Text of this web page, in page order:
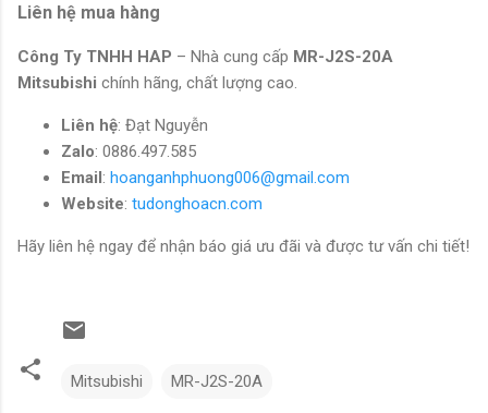
Liên hệ mua hàng
Công Ty TNHH HAP – Nhà cung cấp MR-J2S-20A
Mitsubishi chính hãng, chất lượng cao.
Liên hệ: Đạt Nguyễn
Zalo: 0886.497.585
Email: hoanganhphuong006@gmail.com
Website: tudonghoacn.com
Hãy liên hệ ngay để nhận báo giá ưu đãi và được tư vấn chi tiết!
Mitsubishi MR-J2S-20A